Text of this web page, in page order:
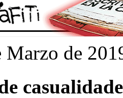
Marzo de